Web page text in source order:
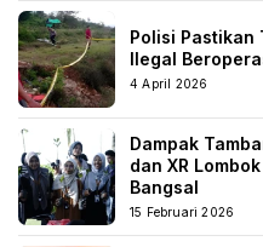
Polisi Pastikan
Ilegal
4 April 2026
Dampak
dan XR
Bangsal
15 Februari 2026